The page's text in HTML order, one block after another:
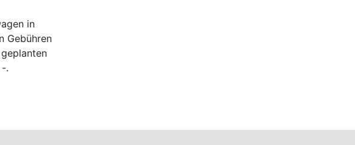
in
Gebühren
.